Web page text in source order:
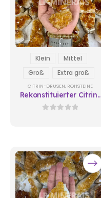
Klein
Mittel
Groß
Extra groß
CITRIN-DRUSEN, ROHSTEINE
Rekonstituierter Citrin-
Drusen